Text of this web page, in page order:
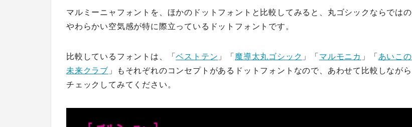
マルミーニャフォントを、ほかのドットフォントと比較してみると、丸ゴシックならではの
やわらかい空気感が特に際立っているドットフォントです。
比較しているフォントは、「ベストテン 」「 魔導太丸ゴシック 」「 マルモニカ 」「 あいこの
未来クラブ 」もそれぞれのコンセプトがあるドットフォントなので、あわせて比較しながら
チェックしてみてください。